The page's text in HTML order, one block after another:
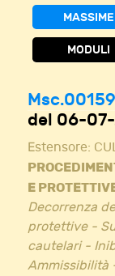
MASSIME
MODULI
Msc.00159
del 06-
Estensore:
E
Decorrenza
protettive -
cautelari -
Ammissibilità